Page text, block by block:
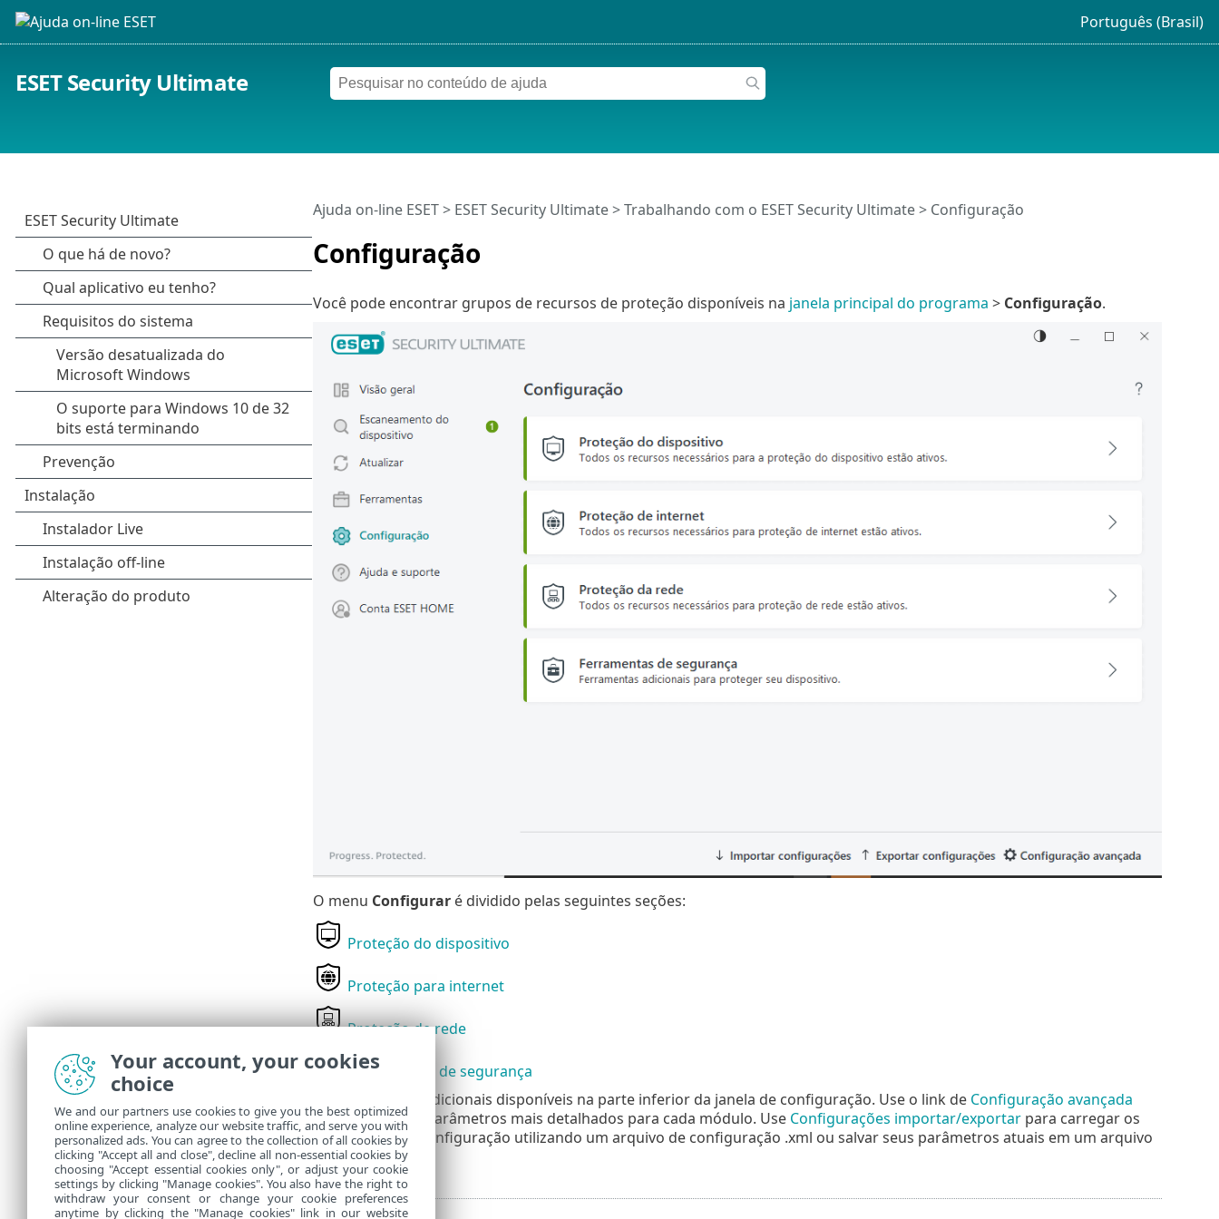
Português (Brasil)
ESET Security Ultimate
Configuração
Ajuda on-line ESET> ESET Security Ultimate>Trabalhando com o ESET Security Ultimate> Configuração
Você pode encontrar grupos de recursos de proteção disponíveis na janela principal do programa > Configuração.
O menu Configuraré dividido pelas seguintes seções:
Proteção do dispositivo
Proteção para internet
Proteção de rede
Ferramentas de segurança
Existem opções adicionais disponíveis na parte inferior da janela de configuração. Use o link de Configuração avançada
para configurar parâmetros mais detalhados para cada módulo. Use Configurações importar/exportarpara carregar os
parâmetros de configuração utilizando um arquivo de configuração .xml ou salvar seus parâmetros atuais em um arquivo
de configuração.
Your account, your cookies
choice
We and our partners use cookies to give you the best optimized
online experience, analyze our website traffic, and serve you with
personalized ads. You can agree to the collection of all cookies by
clicking "Accept all and close", decline all non-essential cookies by
choosing "Accept essential cookies only", or adjust your cookie
settings by clicking "Manage cookies". You also have the right to
withdraw your consent or change your cookie preferences
anytime by clicking the "Manage cookies" link in our website